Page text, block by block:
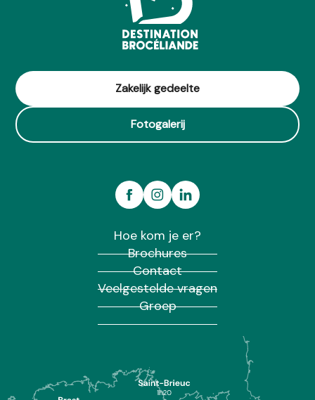
Zakelijk gedeelte
Fotogalerij
Hoe kom je er?
Brochures
Contact
Veelgestelde vragen
Groep